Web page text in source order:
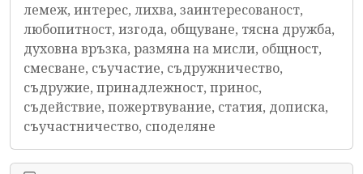
лемеж, интерес, лихва, заинтересованост,
любопитност, изгода, общуване, тясна дружба,
духовна връзка, размяна на мисли, общност,
смесване, съучастие, съдружничество,
съдружие, принадлежност, принос,
съдействие, пожертвувание, статия, дописка,
съучастничество, споделяне